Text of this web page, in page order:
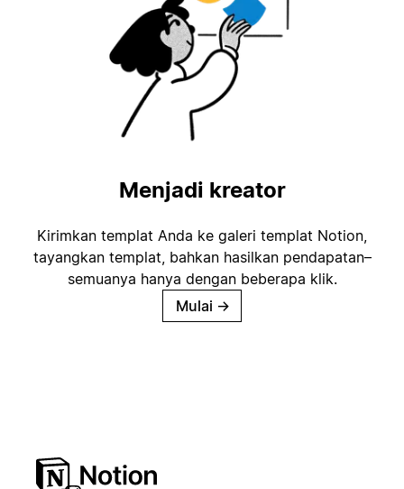
Menjadi kreator
Kirimkan templat Anda ke galeri templat Notion,
tayangkan templat, bahkan hasilkan pendapatan–
semuanya hanya dengan beberapa klik.
Mulai →